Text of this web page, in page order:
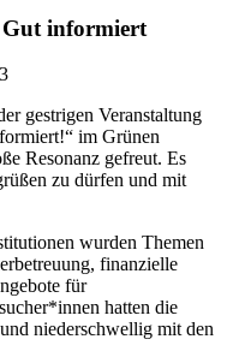
Gut informiert
gestrigen Veranstaltung
im Grünen
Resonanz gefreut. Es
zu dürfen und mit
wurden Themen
finanzielle
für
hatten die
niederschwellig mit den